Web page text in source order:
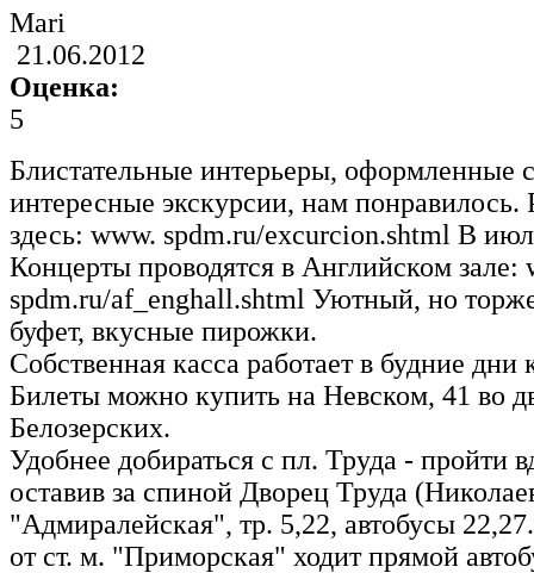
Mari
21.06.2012
Оценка:
5
Блистательные интерьеры, оформленные
интересные экскурсии, нам понравилось.
здесь: www. spdm.ru/excurcion.shtml В
Концерты проводятся в Английском зале:
spdm.ru/af_enghall.shtml Уютный, но
буфет, вкусные пирожки.
Собственная касса работает в будние
Билеты можно купить на Невском, 41 во
Белозерских.
Удобнее добираться с пл. Труда - пройти
оставив за спиной Дворец Труда
"Адмиралейская", тр. 5,22, автобусы
от ст. м. "Приморская" ходит прямой